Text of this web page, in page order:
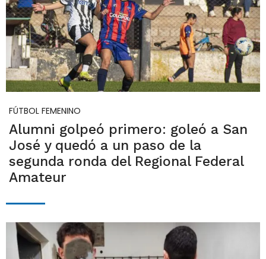
FÚTBOL FEMENINO
Alumni golpeó primero: goleó a San
José y quedó a un paso de la
segunda ronda del Regional Federal
Amateur